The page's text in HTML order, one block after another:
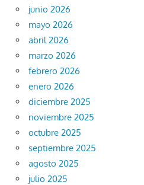
junio 2026
mayo 2026
abril 2026
marzo 2026
febrero 2026
enero 2026
diciembre 2025
noviembre 2025
octubre 2025
septiembre 2025
agosto 2025
julio 2025